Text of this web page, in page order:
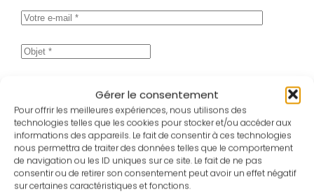
Gérer le consentement
Pour offrir les meilleures expériences, nous utilisons des
technologies telles que les cookies pour stocker et/ou accéder aux
informations des appareils. Le fait de consentir à ces technologies
nous permettra de traiter des données telles que le comportement
de navigation ou les ID uniques sur ce site. Le fait de ne pas
consentir ou de retirer son consentement peut avoir un effet négatif
sur certaines caractéristiques et fonctions.